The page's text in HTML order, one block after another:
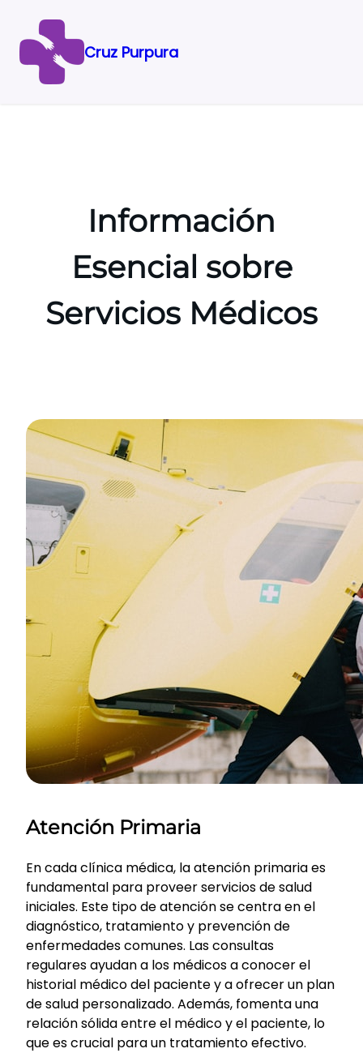
Saltar
Cruz Purpura
Información
Esencial sobre
Servicios Médicos
Atención Primaria
En cada clínica médica, la atención primaria es
fundamental para proveer servicios de salud
iniciales. Este tipo de atención se centra en el
diagnóstico, tratamiento y prevención de
enfermedades comunes. Las consultas
regulares ayudan a los médicos a conocer el
historial médico del paciente y a ofrecer un plan
de salud personalizado. Además, fomenta una
relación sólida entre el médico y el paciente, lo
que es crucial para un tratamiento efectivo.